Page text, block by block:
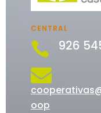
CENTRAL
 926

oop